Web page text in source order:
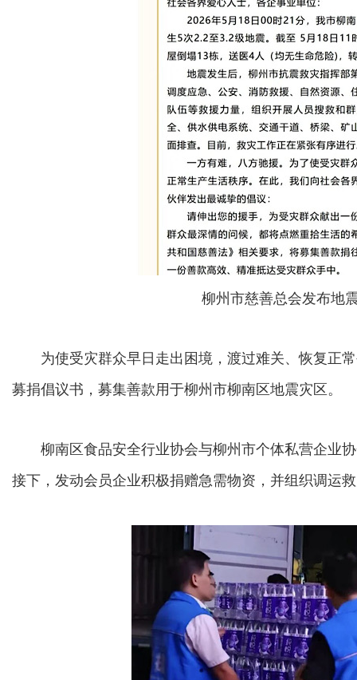
柳州市慈善总会发布地
为使受灾群众早日走出困境，渡过难关、恢复正常
募捐倡议书，募集善款用于柳州市柳南区地震灾区。
柳南区食品安全行业协会与柳州市个体私营企业协
接下，发动会员企业积极捐赠急需物资，并组织调运